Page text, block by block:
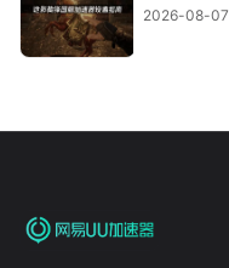
2026-08-07